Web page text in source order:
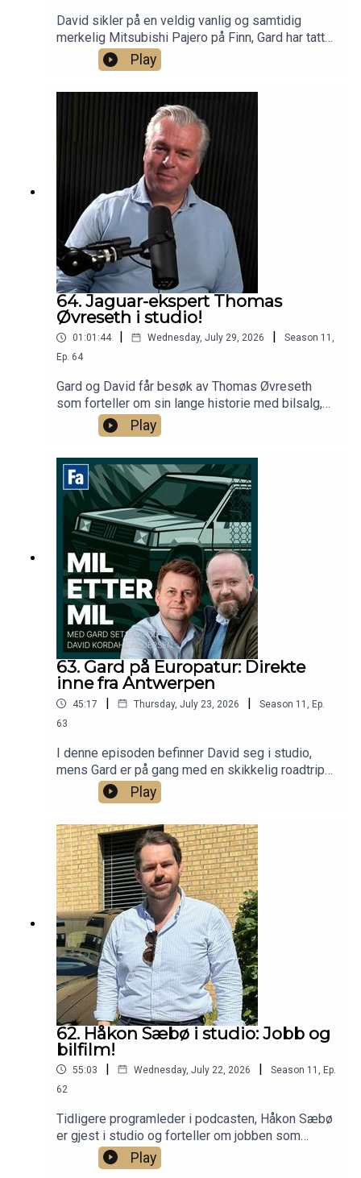
David sikler på en veldig vanlig og samtidig
merkelig Mitsubishi Pajero på Finn, Gard har tatt
sin Mercedes SL på verksted for å reparere én
ting og samtidig få en annen ting ødelagt. Og vi
diskuterer feriebiler.
Play
64. Jaguar-ekspert Thomas
Øvreseth i studio!
01:01:44 Wednesday, July 29, 2026 Season 11 ,
Ep. 64
Gard og David får besøk av Thomas Øvreseth
som forteller om sin lange historie med bilsalg,
bilentusiasme og ikke minst Jaguars historie i
Norge. Hva som er bra entusiastkjøp for tiden er
selvsagt også tema!
Play
63. Gard på Europatur: Direkte
inne fra Antwerpen
45:17 | Thursday, July 23, 2026 | Season 11
Ep.
63
I denne episoden befinner David seg i studio,
mens Gard er på gang med en skikkelig roadtrip
gjennom Europa og blir med på tråden fra Belgia.
Det snakkes gammel Alfa Romeo på tur,
det hele. Liker du biltur, kan du ikke gå glipp av
dette! Til slutt sneies det innom en Ferrari V12
med manuell som ikke er manuell.
Play
62. Håkon Sæbø i studio: Jobb og
bilfilm!
55:03 | Wednesday, July 22, 2026 | Season 11
Ep.
62
Tidligere programleder i podcasten, Håkon Sæbø
er gjest i studio og forteller om jobben som
kommunikasjonssjef i Audi Norge. I tillegg
snakkes det Cars & Coffee, før Håkon og David
Play